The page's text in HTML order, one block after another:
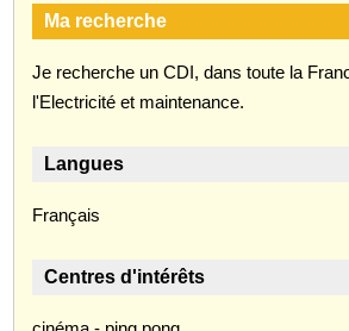
Ma recherche
Je recherche un CDI, dans toute la
l'Electricité et maintenance.
Langues
Français
Centres d'intérêts